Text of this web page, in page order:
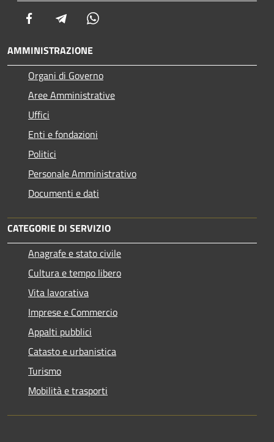
Facebook Telegram
AMMINISTRAZIONE
Organi di Governo
Aree Amministrative
Uffici
Enti e fondazioni
Politici
Personale Amministrativo
Documenti e dati
CATEGORIE DI SERVIZIO
Anagrafe e stato civile
Cultura e tempo libero
Vita lavorativa
Imprese e Commercio
Appalti pubblici
Catasto e urbanistica
Turismo
Mobilità e trasporti